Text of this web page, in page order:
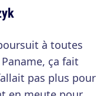
à toutes
ça fait
pas plus pour